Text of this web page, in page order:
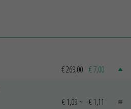
€ 269,00 € 7,00
€ 1,09 ~ € 1,11